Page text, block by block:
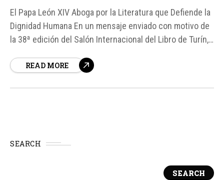
El Papa León XIV Aboga por la Literatura que Defiende la
Dignidad Humana En un mensaje enviado con motivo de
la 38ª edición del Salón Internacional del Libro de Turín,
literatura que defienda la dignidad de toda persona,
READ MORE
SEARCH
SEARCH